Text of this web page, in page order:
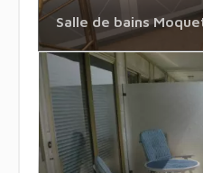
Salle de bains